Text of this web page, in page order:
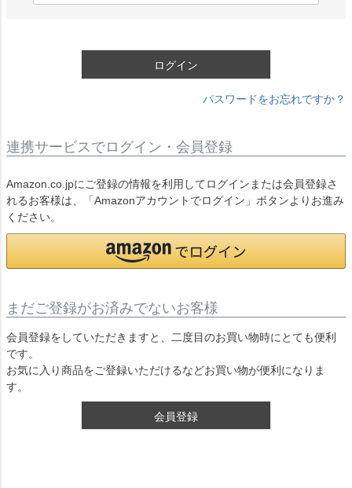
ログイン
パスワードをお忘れですか？
連携サービスでログイン・会員登録
Amazon.co.jpにご登録の情報を利用してログインまたは会員登録さ
れるお客様は、「Amazonアカウントでログイン」ボタンよりお進み
ください。
まだご登録がお済みでないお客様
会員登録をしていただきますと、二度目のお買い物時にとても便利
です。
お気に入り商品をご登録いただけるなどお買い物が便利になりま
す。
会員登録